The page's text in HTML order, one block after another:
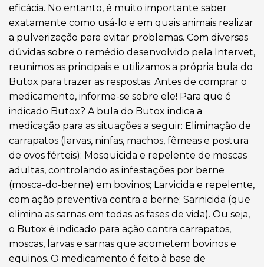
eficácia. No entanto, é muito importante saber
exatamente como usá-lo e em quais animais realizar
a pulverização para evitar problemas. Com diversas
dúvidas sobre o remédio desenvolvido pela Intervet,
reunimos as principais e utilizamos a própria bula do
Butox para trazer as respostas. Antes de comprar o
medicamento, informe-se sobre ele! Para que é
indicado Butox? A bula do Butox indica a
medicação para as situações a seguir: Eliminação de
carrapatos (larvas, ninfas, machos, fêmeas e postura
de ovos férteis); Mosquicida e repelente de moscas
adultas, controlando as infestações por berne
(mosca-do-berne) em bovinos; Larvicida e repelente,
com ação preventiva contra a berne; Sarnicida (que
elimina as sarnas em todas as fases de vida). Ou seja,
o Butox é indicado para ação contra carrapatos,
moscas, larvas e sarnas que acometem bovinos e
equinos. O medicamento é feito à base de